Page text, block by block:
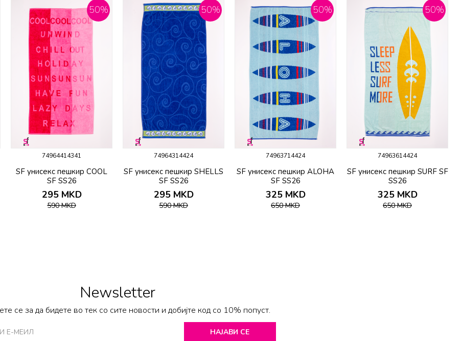
50%
74964414341
SF унисекс пешкир COOL
SF SS26
295 MKD
590MKD
50%
74964314424
SF унисекс пешкир SHELLS
SF SS26
295 MKD
590MKD
50%
74963714424
SF унисекс пешкир ALOHA
SF SS26
325 MKD
650MKD
50%
74963614424
SF унисекс пешкир SURF SF
SS26
325 MKD
650MKD
Newsletter
се за да бидете во тек со сите новости и добијте код со 10% попуст.
НАЈАВИ СЕ